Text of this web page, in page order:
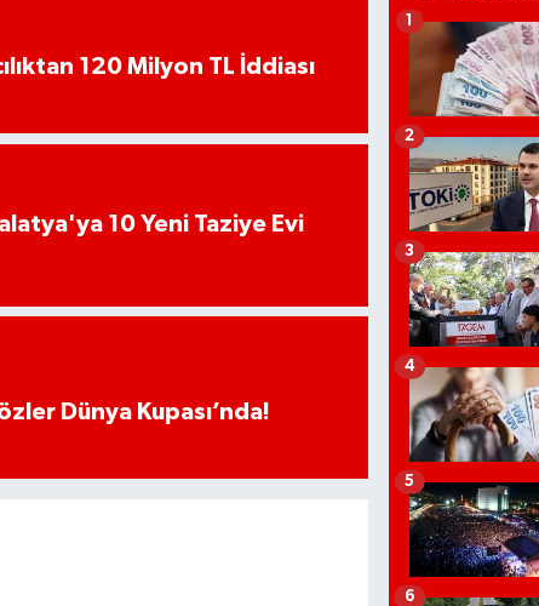
120 Milyon TL İddiası
10 Yeni Taziye Evi
Dünya Kupası’nda!
1
2
3
4
5
6